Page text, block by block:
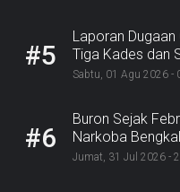
#5
Laporan
Tiga Kades dan
Kejaksaan
Sabtu, 01 Agu 2026 -
#6
Buron Sejak
Narkoba
Jumat, 31 Jul 2026 -